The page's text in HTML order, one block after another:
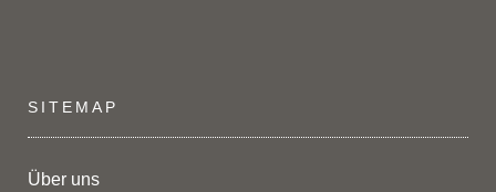
SITEMAP
Über uns